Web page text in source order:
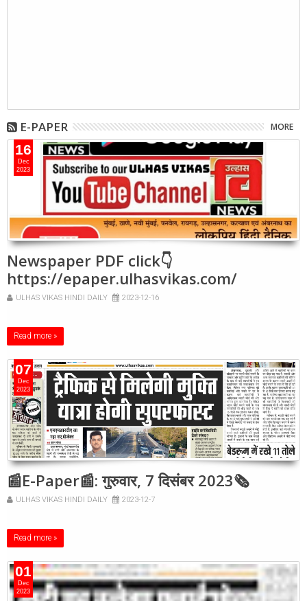
E-PAPER MORE
16
Dec
2023
Newspaper PDF click👇
https://epaper.ulhasvikas.com/
ULHAS VIKAS HINDI DAILY 2023-12-16
Read more »
07
Dec
2023
📰E-Paper📰: गुरुवार, 7 दिसंबर 2023🗞
ULHAS VIKAS HINDI DAILY 2023-12-7
Read more »
01
Dec
2023